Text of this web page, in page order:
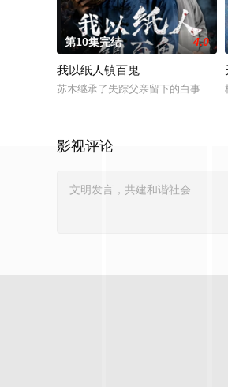
第10集完结 4.0
我以纸人镇百鬼
苏木继承了失踪父亲留下的白事馆，
影视评论